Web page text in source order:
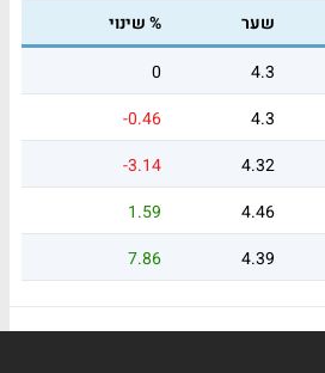
שער
% שינוי
4.3
0
4.3
-0.46
4.32
-3.14
4.46
1.59
4.39
7.86